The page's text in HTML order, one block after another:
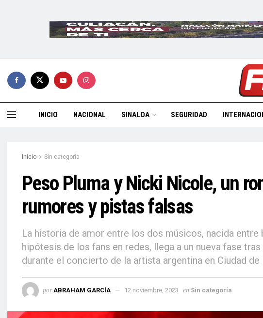
INICIO NACIONAL SINALOA SEGURIDAD
Inicio Sin categoría
Peso Pluma y Nicki Nicole, un
rumores y pistas falsas
La historia de amor entre los dos músicos, nacida entre
hipótesis de los fans en redes, llega a un nueva fase
durante el concierto de la artista argentina en Ciudad
por ABRAHAM GARCÍA 12 noviembre, 2023 en Sin categoría